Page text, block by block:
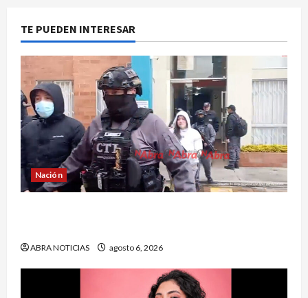
TE PUEDEN INTERESAR
Nación
ABRA NOTICIAS agosto 6, 2026